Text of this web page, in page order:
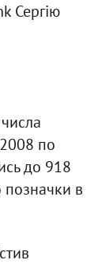
Сергію
2008 по
до 918
позначки в